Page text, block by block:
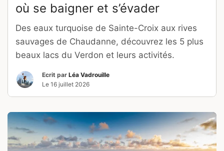
où se baigner et s’évader
Des eaux turquoise de Sainte-Croix aux rives
sauvages de Chaudanne, découvrez les 5 plus
beaux lacs du Verdon et leurs activités.
Ecrit par Léa Vadrouille
Le 16 juillet 2026